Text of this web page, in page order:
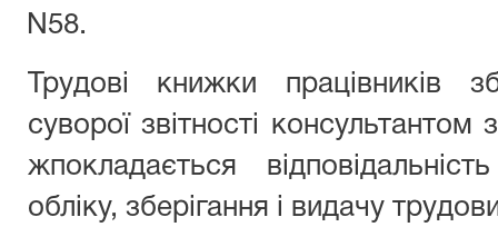
N58.
Трудові книжки працівників
суворої звітності
жпокладається
обліку, зберігання і видачу